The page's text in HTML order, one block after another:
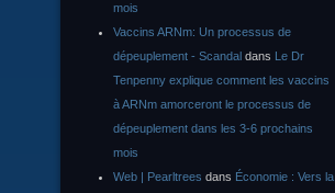
mois
Vaccins ARNm: Un processus de
dépeuplement - Scandal dans Le Dr
Tenpenny explique comment les vaccins
à ARNm amorceront le processus de
dépeuplement dans les 3-6 prochains
mois
Web | Pearltrees dans Économie : Vers la